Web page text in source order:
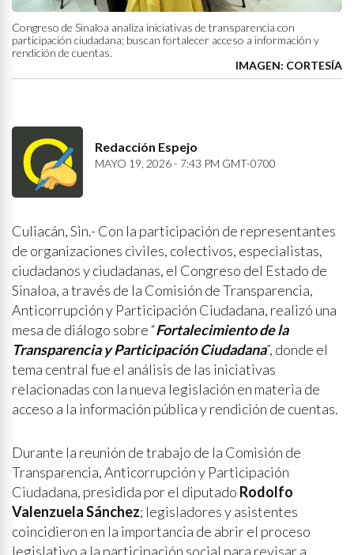
Congreso de Sinaloa analiza iniciativas de transparencia con
participación ciudadana; buscan fortalecer acceso a información y
rendición de cuentas.
IMAGEN: CORTESÍA
Redacción Espejo
MAYO 19, 2026 - 7:43 PM GMT-0700
Culiacán, Sin.- Con la participación de representantes
de organizaciones civiles, colectivos, especialistas,
ciudadanos y ciudadanas, el Congreso del Estado de
Sinaloa, a través de la Comisión de Transparencia,
Anticorrupción y Participación Ciudadana, realizó una
mesa de diálogo sobre “Fortalecimiento de la
Transparencia y Participación Ciudadana”, donde el
tema central fue el análisis de las iniciativas
relacionadas con la nueva legislación en materia de
acceso a la información pública y rendición de cuentas.
Durante la reunión de trabajo de la Comisión de
Transparencia, Anticorrupción y Participación
Ciudadana, presidida por el diputado Rodolfo
Valenzuela Sánchez; legisladores y asistentes
coincidieron en la importancia de abrir el proceso
legislativo a la participación social para revisar a